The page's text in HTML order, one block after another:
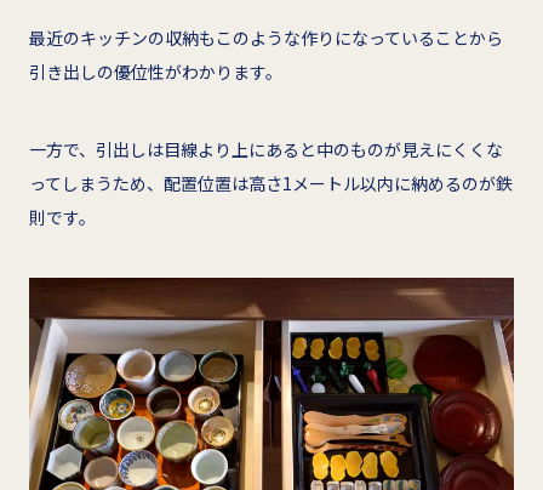
最近のキッチンの収納もこのような作りになっていることから
引き出しの優位性がわかります。
一方で、引出しは目線より上にあると中のものが見えにくくな
ってしまうため、配置位置は高さ1メートル以内に納めるのが鉄
則です。